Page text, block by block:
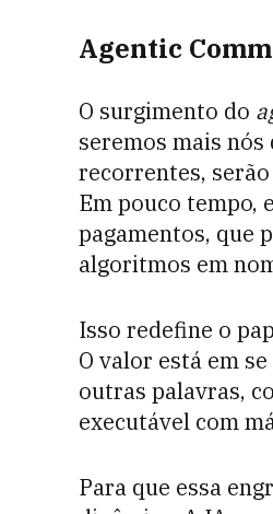
Agentic
O surgimento do
seremos mais
recorrentes,
Em pouco tempo,
pagamentos, que
algoritmos em
Isso redefine o
O valor está em
outras palavras,
executável com
Para que essa